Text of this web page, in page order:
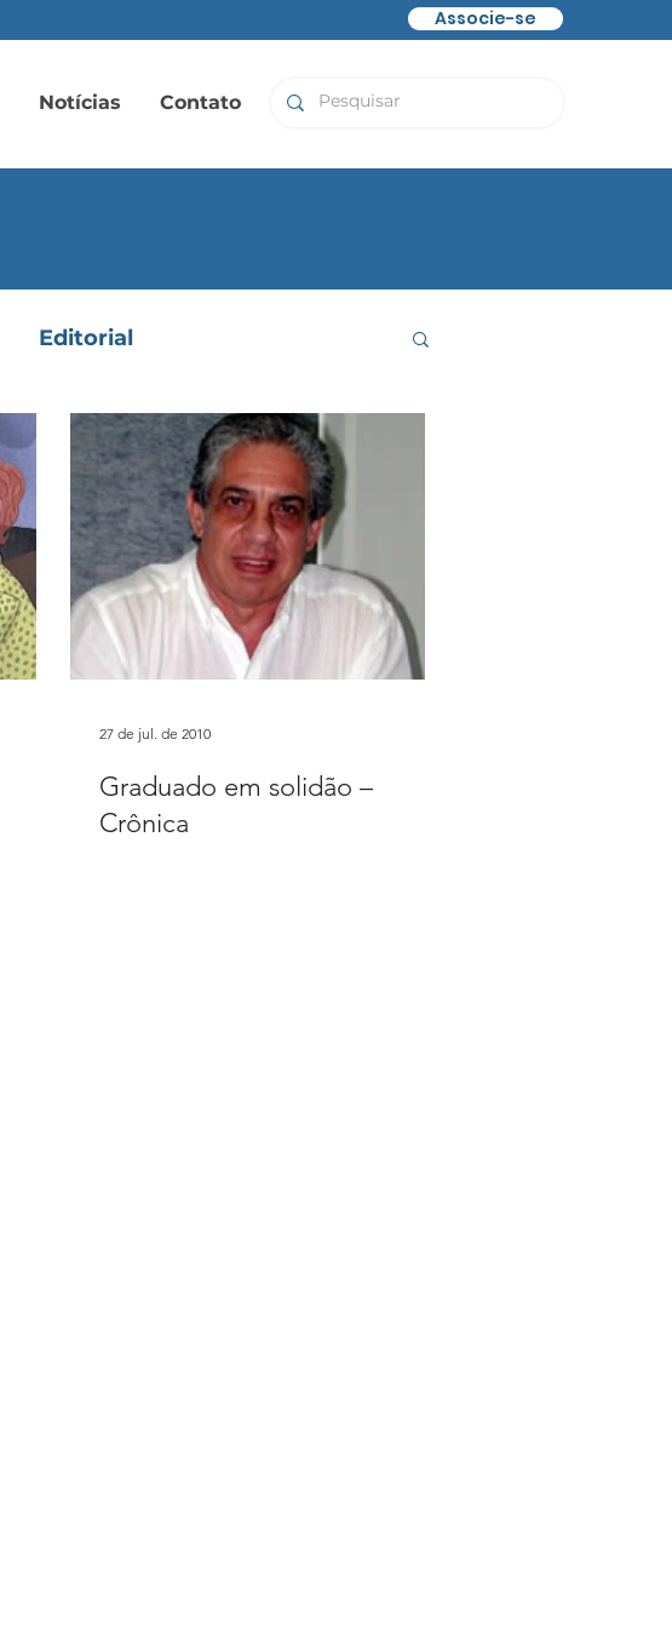
Associe-se
Notícias Contato
Editorial
Graduado em solidão –
Crônica
27 de jul. de 2010